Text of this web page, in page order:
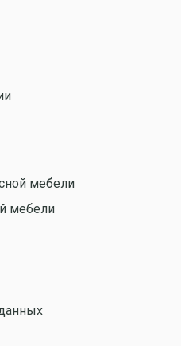
мебели
мебели